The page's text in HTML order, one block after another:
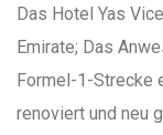
Das Hotel Yas
Emirate; Das
Formel-1-Strecke
renoviert und neu